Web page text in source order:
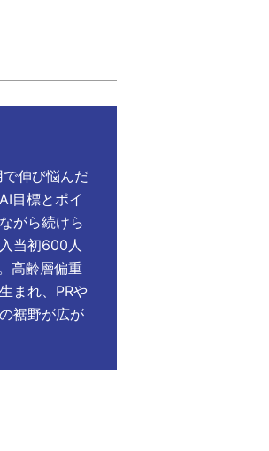
伸び悩んだ
目標とポイ
がら続けら
当初600人
高齢層偏重
まれ、PRや
裾野が広が